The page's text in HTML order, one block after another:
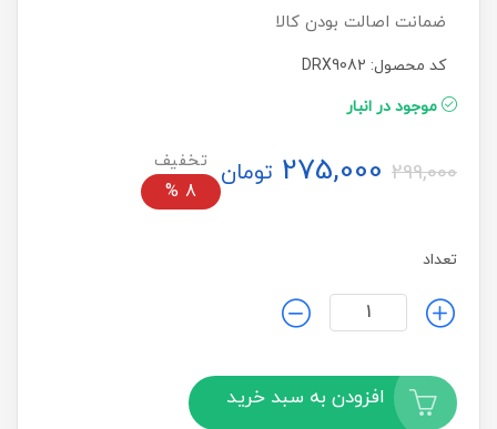
ضمانت اصالت بودن کالا
کد محصول: DRX9082
موجود در انبار
299,000 تومان
8
%
تعداد
افزودن به سبد خرید